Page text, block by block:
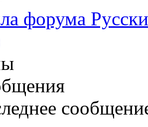
форума